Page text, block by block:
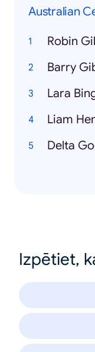
Australian
Robin
Barry
Lara
Liam
Delta
Izpētiet,